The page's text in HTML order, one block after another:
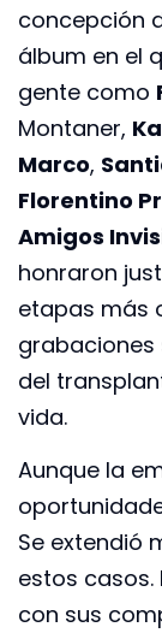
concepción
álbum en el
gente como
Montaner,
Marco,
Florentino
Amigos
honraron
etapas más
grabaciones
del
vida.
Aunque la
Se extendió
estos
con sus